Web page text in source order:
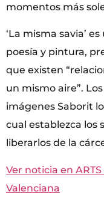
momentos más
‘La misma savia’
poesía y pintura,
que existen
un mismo aire”.
imágenes Saborit
cual establezca los
liberarlos de la
Ver noticia en
Valenciana